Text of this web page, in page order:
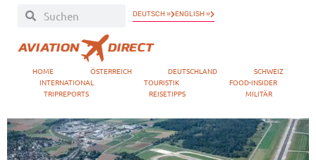
DEUTSCH » ENGLISH »
HOME ÖSTERREICH DEUTSCHLAND
SCHWEIZ
INTERNATIONAL
TOURISTIK
FOOD-INSIDER
TRIPREPORTS
REISETIPPS MILITÄR